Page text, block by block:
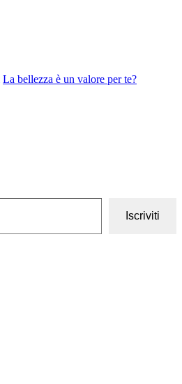
La bellezza è un valore per te?
Iscriviti